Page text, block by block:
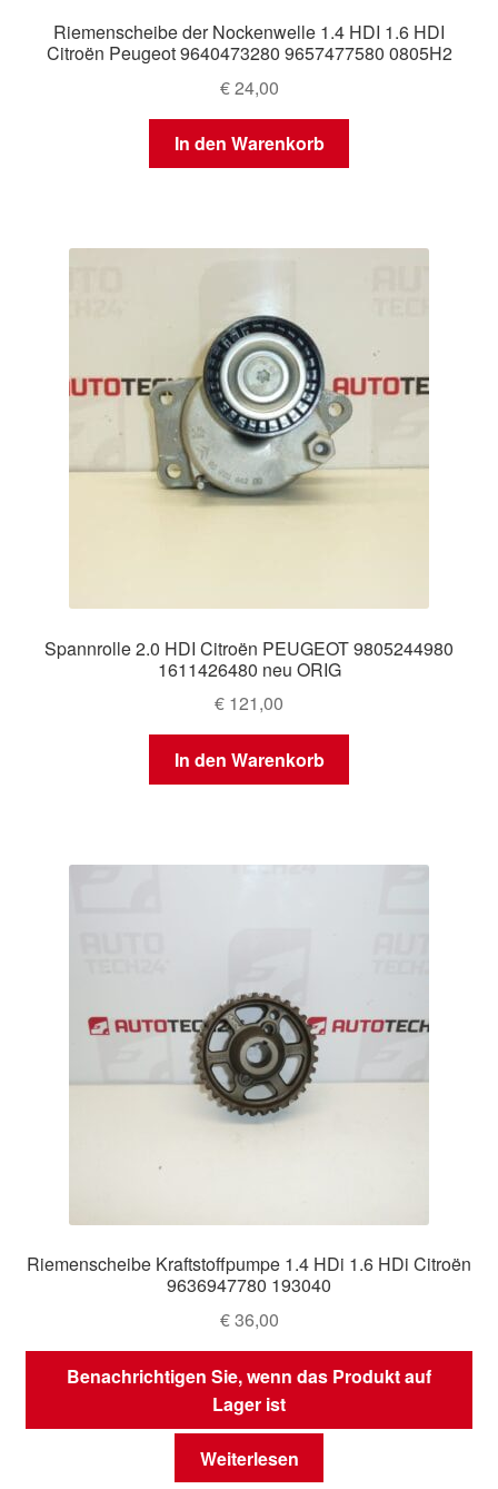
Riemenscheibe der Nockenwelle 1.4 HDI 1.6 HDI
Citroën Peugeot 9640473280 9657477580 0805H2
€24,00
In den Warenkorb
Spannrolle 2.0 HDI Citroën PEUGEOT 9805244980
1611426480 neu ORIG
€ 121,00
In den Warenkorb
Riemenscheibe Kraftstoffpumpe 1.4 HDi 1.6 HDi Citroën
9636947780 193040
€36,00
Benachrichtigen Sie, wenn das Produkt auf
Lager ist
Weiterlesen